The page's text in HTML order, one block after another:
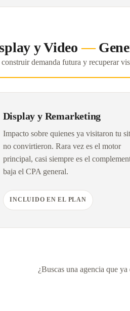
y Video—
construir demanda futura y recuperar
Display y Remarketing
Impacto sobre quienes ya visitaron tu
no convirtieron. Rara vez es el motor
principal, casi siempre es el
baja el CPA general.
INCLUIDO EN EL PLAN
¿Buscas una agencia que